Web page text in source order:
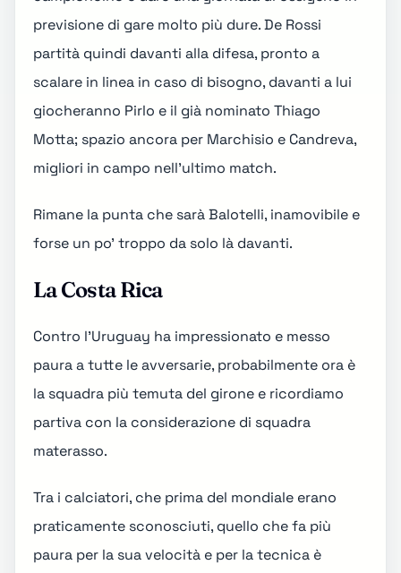
previsione di gare molto più dure. De Rossi
partità quindi davanti alla difesa, pronto a
scalare in linea in caso di bisogno, davanti a lui
giocheranno Pirlo e il già nominato Thiago
Motta; spazio ancora per Marchisio e Candreva,
migliori in campo nell'ultimo match.
Rimane la punta che sarà Balotelli, inamovibile e
forse un po' troppo da solo là davanti.
La Costa Rica
Contro l'Uruguay ha impressionato e messo
paura a tutte le avversarie, probabilmente ora è
la squadra più temuta del girone e ricordiamo
partiva con la considerazione di squadra
materasso.
Tra i calciatori, che prima del mondiale erano
praticamente sconosciuti, quello che fa più
paura per la sua velocità e per la tecnica è